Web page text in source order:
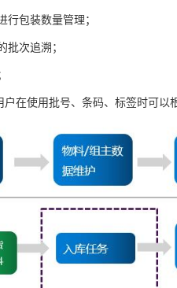
行包装数量管理；
批次追溯；
在使用批号、条码、标签时可以